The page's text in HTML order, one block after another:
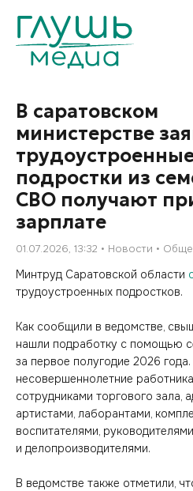
В саратовском
министерстве
подростки из
СВО получают
зарплате
01.07.2026, 13:32 Новости
Минтруд Саратовской области
трудоустроенных подростков.
Как сообщили в ведомстве,
нашли подработку с помощью
за первое полугодие 2026
несовершеннолетние
сотрудниками торгового зала,
артистами, лаборантами,
воспитателями,
и делопроизводителями.
В ведомстве также отметили,